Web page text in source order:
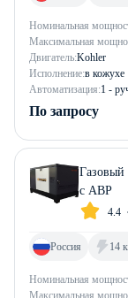
Номинальная
Максимальная
Двигатель:Kohler
Исполнение:в кожухе
Автоматизация:1 -
По запросу
Газовый
с АВР
4.4
Номинальная
Максимальная
Россия 14